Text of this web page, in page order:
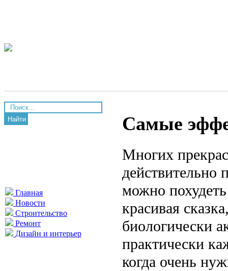
Найти
Главная
Новости
Строительство
Ремонт
Дизайн и интерьер
Самые
Многих
действительно
можно
красивая
биологически
практически
когда очень